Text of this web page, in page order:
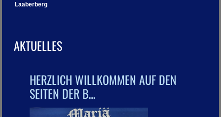
Laaberberg
AKTUELLES
HERZLICH WILLKOMMEN AUF DEN
SEITEN DER B…